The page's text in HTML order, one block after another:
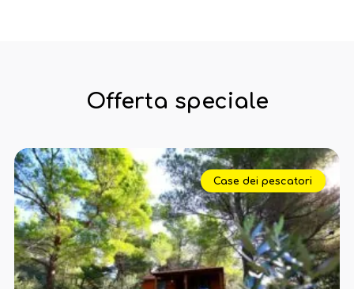
Offerta speciale
Case dei pescatori